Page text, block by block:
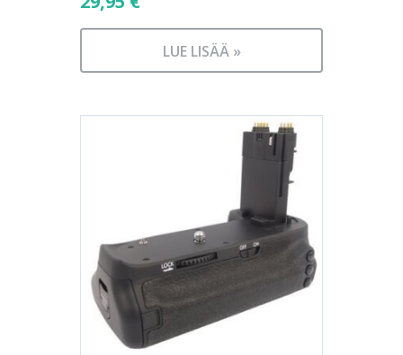
LUE LISÄÄ »